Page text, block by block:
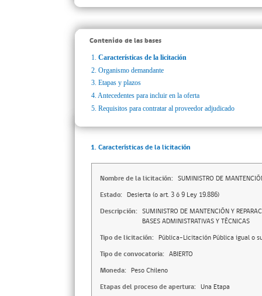
Contenido de las bases
1. Características de la licitación
2. Organismo demandante
3. Etapas y plazos
4. Antecedentes para incluir en la oferta
5. Requisitos para contratar al proveedor adjudicado
1. Características de la licitación
Nombre de la licitación: SUMINISTRO DE
Estado: Desierta (o art. 3 ó 9 Ley 19.886)
Descripción: SUMINISTRO DE MANTENCIÓN Y
BASES ADMINISTRATIVAS Y TÉCNICAS
Tipo de licitación: Pública-Licitación Pública igual o
Tipo de convocatoria: ABIERTO
Moneda: Peso Chileno
Etapas del proceso de apertura: Una Etapa